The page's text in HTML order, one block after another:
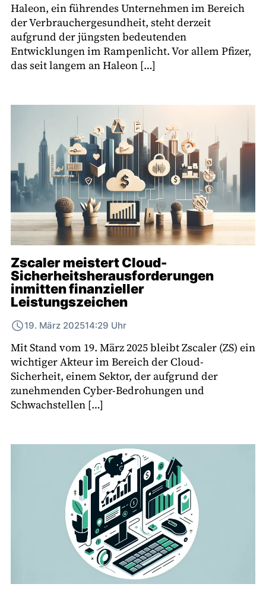
Haleon, ein führendes Unternehmen im Bereich
der Verbrauchergesundheit, steht derzeit
aufgrund der jüngsten bedeutenden
Entwicklungen im Rampenlicht. Vor allem Pfizer,
das seit langem an Haleon […]
Zscaler meistert Cloud-
Sicherheitsherausforderungen
inmitten finanzieller
Leistungszeichen
19. März 202514:29 Uhr
Mit Stand vom 19. März 2025 bleibt Zscaler (ZS) ein
wichtiger Akteur im Bereich der Cloud-
Sicherheit, einem Sektor, der aufgrund der
zunehmenden Cyber-Bedrohungen und
Schwachstellen […]